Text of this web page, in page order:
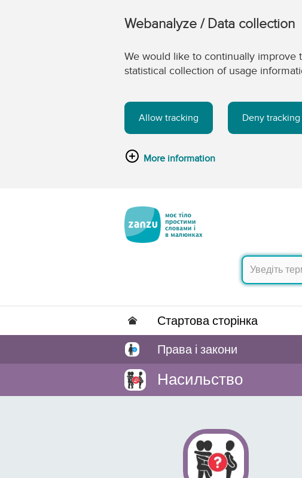
Webanalyze / Data collection
We would like to continually improve
statistical collection of usage
Allow tracking Deny tracking
More information
Стартова сторінка
Права і закони
Насильство